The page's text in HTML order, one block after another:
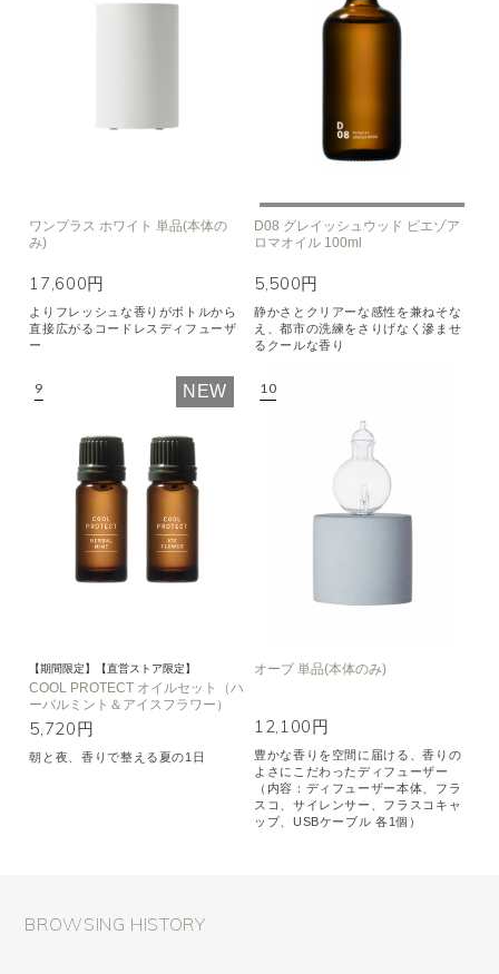
ワンプラス ホワイト 単品(本体の
み)
17,600円
よりフレッシュな香りがボトルから
直接広がるコードレスディフューザ
ー
D08 グレイッシュウッド ピエゾア
ロマオイル 100ml
5,500円
静かさとクリアーな感性を兼ねそな
え、都市の洗練をさりげなく滲ませ
るクールな香り
NEW
【期間限定】【直営ストア限定】
COOL PROTECT オイルセット（ハ
ーバルミント＆アイスフラワー）
5,720円
朝と夜、香りで整える夏の1日
オーブ 単品(本体のみ)
12,100円
豊かな香りを空間に届ける、香りの
よさにこだわったディフューザー
（内容：ディフューザー本体、フラ
スコ、サイレンサー、フラスコキャ
ップ、USBケーブル 各1個）
BROWSING HISTORY